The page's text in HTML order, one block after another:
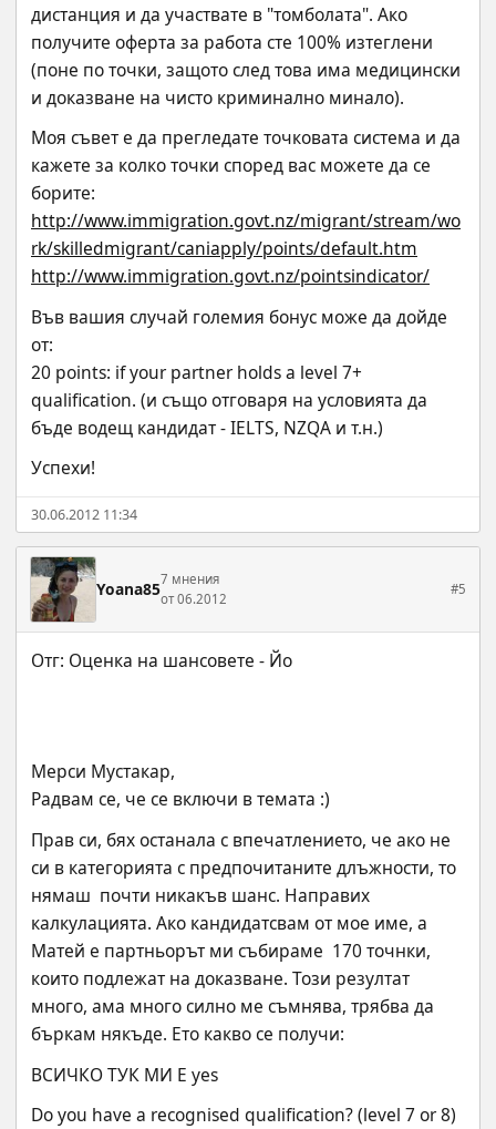
дистанция и да участвате в "томболата". Ако
получите оферта за работа сте 100% изтеглени
(поне по точки, защото след това има медицински
и доказване на чисто криминално минало).
Моя съвет е да прегледате точковата система и да
кажете за колко точки според вас можете да се
борите:
http://www.immigration.govt.nz/migrant/stream/wo
rk/skilledmigrant/caniapply/points/default.htm
http://www.immigration.govt.nz/pointsindicator/
Във вашия случай големия бонус може да дойде
от:
20 points: if your partner holds a level 7+
qualification. (и също отговаря на условията да
бъде водещ кандидат - IELTS, NZQA и т.н.)
Успехи!
30.06.2012 11:34
Yoana857 мнения
от 06.2012
#5
Мерси Мустакар,
Радвам се, че се включи в темата :)
Прав си, бях останала с впечатлението, че ако не
си в категорията с предпочитаните длъжности, то
нямаш  почти никакъв шанс. Направих
калкулацията. Ако кандидатсвам от мое име, а
Матей е партньорът ми събираме  170 точнки,
които подлежат на доказване. Този резултат
много, ама много силно ме съмнява, трябва да
бъркам някъде. Ето какво се получи:
ВСИЧКО ТУК МИ Е yes
Do you have a recognised qualification? (level 7 or 8)